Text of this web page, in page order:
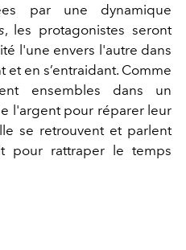
par une dynamique
, les protagonistes seront
l'une envers l'autre dans
en s’entraidant. Comme
ensembles dans un
l'argent pour réparer leur
se retrouvent et parlent
pour rattraper le temps